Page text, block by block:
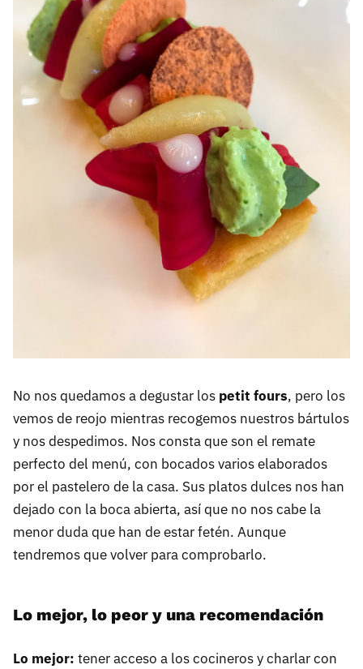
No nos quedamos a degustar los petit fours, pero los
vemos de reojo mientras recogemos nuestros bártulos
y nos despedimos. Nos consta que son el remate
perfecto del menú, con bocados varios elaborados
por el pastelero de la casa. Sus platos dulces nos han
dejado con la boca abierta, así que no nos cabe la
menor duda que han de estar fetén. Aunque
tendremos que volver para comprobarlo.
Lo mejor, lo peor y una recomendación
Lo mejor: tener acceso a los cocineros y charlar con